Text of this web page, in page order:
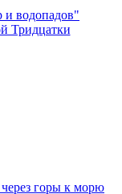
и водопадов"
Тридцатки